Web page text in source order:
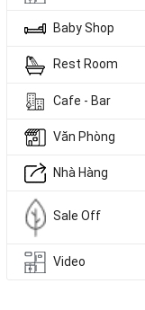
Baby Shop
Rest Room
Cafe - Bar
Văn Phòng
Nhà Hàng
Sale Off
Video
1. Kiểu dáng tủ bếp
– Tủ bếp chữ I:Thiết kế
của tủ bếp chữ I là tối
– Tủ bếp chữ L:
rộng khu vực thao